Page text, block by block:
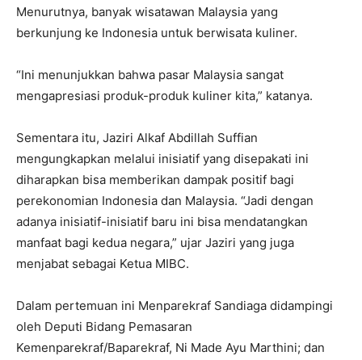
Menurutnya, banyak wisatawan Malaysia yang
berkunjung ke Indonesia untuk berwisata kuliner.
“Ini menunjukkan bahwa pasar Malaysia sangat
mengapresiasi produk-produk kuliner kita,” katanya.
Sementara itu, Jaziri Alkaf Abdillah Suffian
mengungkapkan melalui inisiatif yang disepakati ini
diharapkan bisa memberikan dampak positif bagi
perekonomian Indonesia dan Malaysia. “Jadi dengan
adanya inisiatif-inisiatif baru ini bisa mendatangkan
manfaat bagi kedua negara,” ujar Jaziri yang juga
menjabat sebagai Ketua MIBC.
Dalam pertemuan ini Menparekraf Sandiaga didampingi
oleh Deputi Bidang Pemasaran
Kemenparekraf/Baparekraf, Ni Made Ayu Marthini; dan